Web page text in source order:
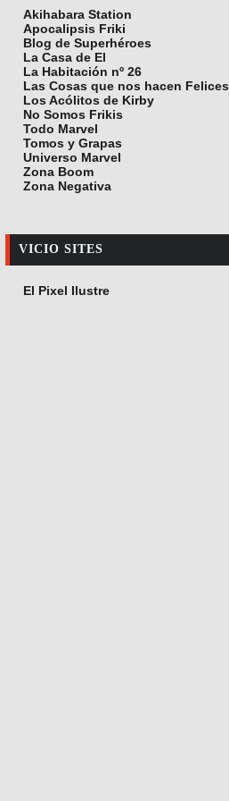
Akihabara Station
Apocalipsis Friki
Blog de Superhéroes
La Casa de El
La Habitación nº 26
Las Cosas que nos hacen Felices
Los Acólitos de Kirby
No Somos Frikis
Todo Marvel
Tomos y Grapas
Universo Marvel
Zona Boom
Zona Negativa
VICIO SITES
El Pixel Ilustre